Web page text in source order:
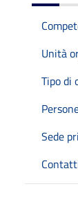
Unità
Tipo di
Sede